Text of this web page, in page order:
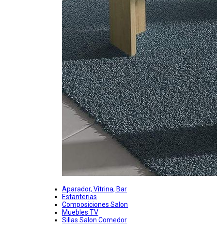
Aparador, Vitrina, Bar
Estanterias
Composiciones Salon
Muebles TV
Sillas Salon Comedor